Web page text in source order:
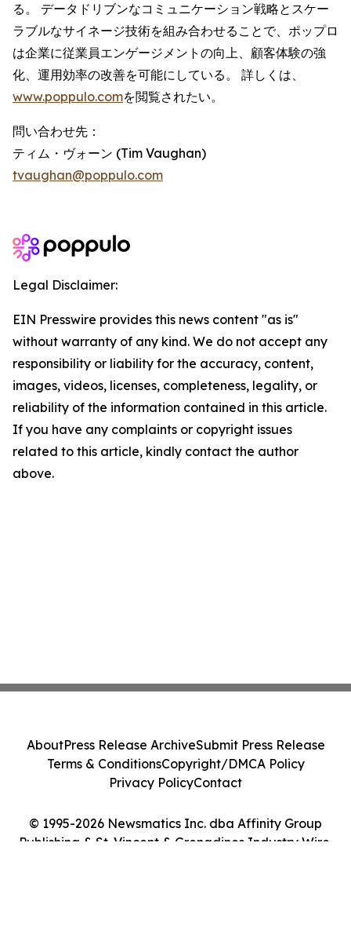
る。 データドリブンなコミュニケーション戦略とスケー
ラブルなサイネージ技術を組み合わせることで、ポップロ
は企業に従業員エンゲージメントの向上、顧客体験の強
化、運用効率の改善を可能にしている。 詳しくは、
www.poppulo.comを閲覧されたい。
問い合わせ先：
ティム・ヴォーン (Tim Vaughan)
tvaughan@poppulo.com
Legal Disclaimer:
EIN Presswire provides this news content "as is"
without warranty of any kind. We do not accept any
responsibility or liability for the accuracy, content,
images, videos, licenses, completeness, legality, or
reliability of the information contained in this article.
If you have any complaints or copyright issues
related to this article, kindly contact the author
above.
© 1995-2026 Newsmatics Inc. dba Affinity Group
Publishing & St. Vincent & Grenadines Industry Wire.
AboutPress Release ArchiveSubmit Press Release
Terms & ConditionsCopyright/DMCA Policy
Privacy PolicyContact